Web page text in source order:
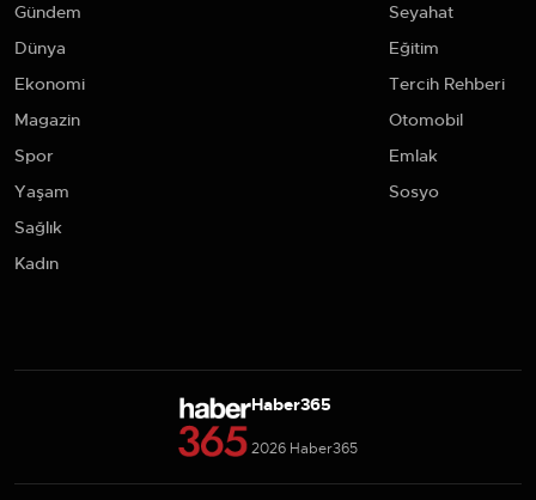
Gündem
Dünya
Ekonomi
Magazin
Spor
Yaşam
Sağlık
Kadın
Seyahat
Eğitim
Tercih Rehberi
Otomobil
Emlak
Sosyo
Haber365
2026 Haber365